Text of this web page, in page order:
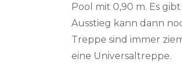
Pool mit 0,90 m. Es
Ausstieg kann dann
Treppe sind immer
eine Universaltreppe.